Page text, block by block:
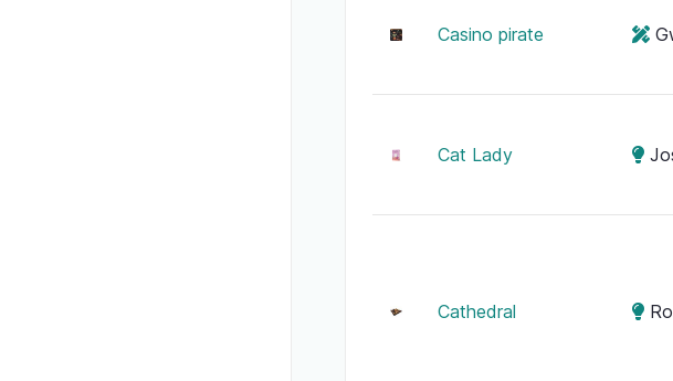
Casino pirate
Cat Lady
Cathedral